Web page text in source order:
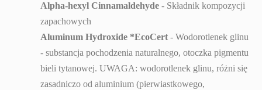
Alpha-hexyl Cinnamaldehyde - Składnik kompozycji
zapachowych
Aluminum Hydroxide *EcoCert - Wodorotlenek glinu
- substancja pochodzenia naturalnego, otoczka pigmentu
bieli tytanowej. UWAGA: wodorotlenek glinu, różni się
zasadniczo od aluminium (pierwiastkowego,